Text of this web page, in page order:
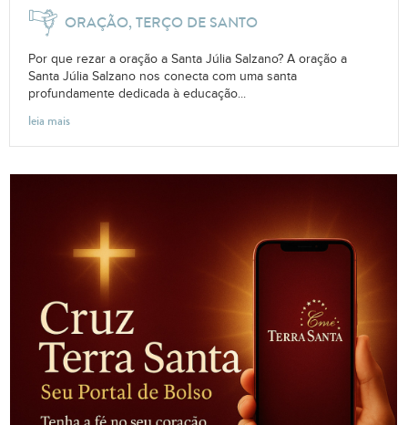
ORAÇÃO, TERÇO DE SANTO
Por que rezar a oração a Santa Júlia Salzano? A oração a
Santa Júlia Salzano nos conecta com uma santa
profundamente dedicada à educação...
leia mais